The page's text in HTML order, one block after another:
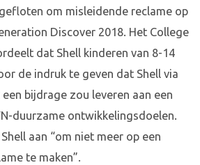
om misleidende reclame op
Discover 2018. Het College
dat Shell kinderen van 8-14
de indruk te geven dat Shell via
bijdrage zou leveren aan een
duurzame ontwikkelingsdoelen.
aan “om niet meer op een
te maken”.